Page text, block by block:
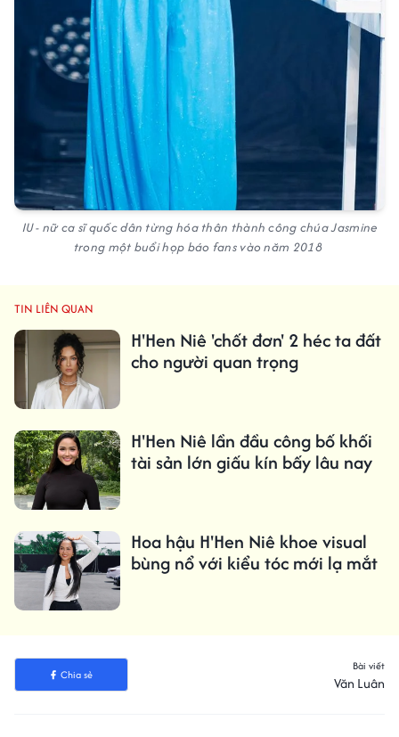
IU - nữ ca sĩ quốc dân từng hóa thân thành công chúa Jasmine
trong một buổi họp báo fans vào năm 2018
TIN LIÊN QUAN
H'Hen Niê 'chốt đơn' 2 héc ta đất
cho người quan trọng
H'Hen Niê lần đầu công bố khối
tài sản lớn giấu kín bấy lâu nay
Hoa hậu H'Hen Niê khoe visual
bùng nổ với kiểu tóc mới lạ mắt
Chia sẻ
Bài viết
Văn Luân